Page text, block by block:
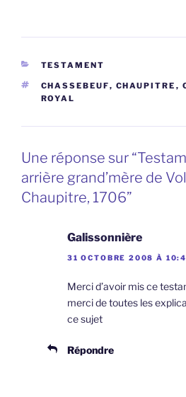
CATÉGORIES
TESTAMENT
ÉTIQUETTES
CHASSEBEUF, CHAUPITRE ,
ROYAL
Une réponse sur
arrière grand’mère de
Chaupitre, 1706”
Galissonnière
31 OCTOBRE 2008 À
Merci d’avoir mis ce
merci de toutes les
ce sujet
Répondre